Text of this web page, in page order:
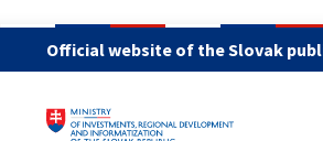
Official website of the Slovak